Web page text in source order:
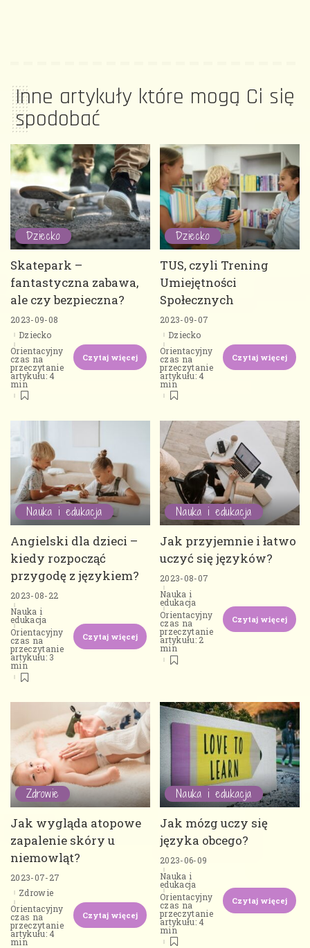
Inne artykuły które mogą Ci się
spodobać
Dziecko
Skatepark –
fantastyczna zabawa,
ale czy bezpieczna?
2023-09-08
Dziecko
Orientacyjny
czas na
przeczytanie
artykułu: 4
min
Czytaj więcej
Dziecko
TUS, czyli Trening
Umiejętności
Społecznych
2023-09-07
Dziecko
Orientacyjny
czas na
przeczytanie
artykułu: 4
min
Czytaj więcej
Nauka i edukacja
Angielski dla dzieci –
kiedy rozpocząć
przygodę z językiem?
2023-08-22
Nauka i
edukacja
Orientacyjny
czas na
przeczytanie
artykułu: 3
min
Czytaj więcej
Nauka i edukacja
Jak przyjemnie i łatwo
uczyć się języków?
2023-08-07
Nauka i
edukacja
Orientacyjny
czas na
przeczytanie
artykułu: 2
min
Czytaj więcej
Zdrowie
Jak wygląda atopowe
zapalenie skóry u
niemowląt?
2023-07-27
Zdrowie
Orientacyjny
czas na
przeczytanie
artykułu: 4
min
Czytaj więcej
Nauka i edukacja
Jak mózg uczy się
języka obcego?
2023-06-09
Nauka i
edukacja
Orientacyjny
czas na
przeczytanie
artykułu: 4
min
Czytaj więcej